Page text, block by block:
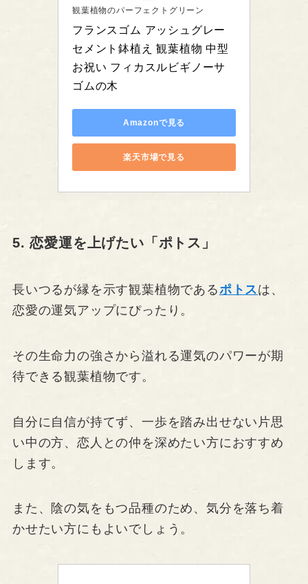
観葉植物のパーフェクトグリーン
フランスゴム アッシュグレー
セメント鉢植え 観葉植物 中型
お祝い フィカスルビギノーサ
ゴムの木
Amazonで見る
楽天市場で見る
5. 恋愛運を上げたい「ポトス」
長いつるが縁を示す観葉植物であるポトスは、
恋愛の運気アップにぴったり。
その生命力の強さから溢れる運気のパワーが期
待できる観葉植物です。
自分に自信が持てず、一歩を踏み出せない片思
い中の方、恋人との仲を深めたい方におすすめ
します。
また、陰の気をもつ品種のため、気分を落ち着
かせたい方にもよいでしょう。